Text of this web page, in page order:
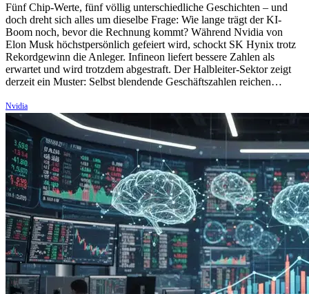
Fünf Chip-Werte, fünf völlig unterschiedliche Geschichten – und
doch dreht sich alles um dieselbe Frage: Wie lange trägt der KI-
Boom noch, bevor die Rechnung kommt? Während Nvidia von
Elon Musk höchstpersönlich gefeiert wird, schockt SK Hynix trotz
Rekordgewinn die Anleger. Infineon liefert bessere Zahlen als
erwartet und wird trotzdem abgestraft. Der Halbleiter-Sektor zeigt
derzeit ein Muster: Selbst blendende Geschäftszahlen reichen…
Nvidia